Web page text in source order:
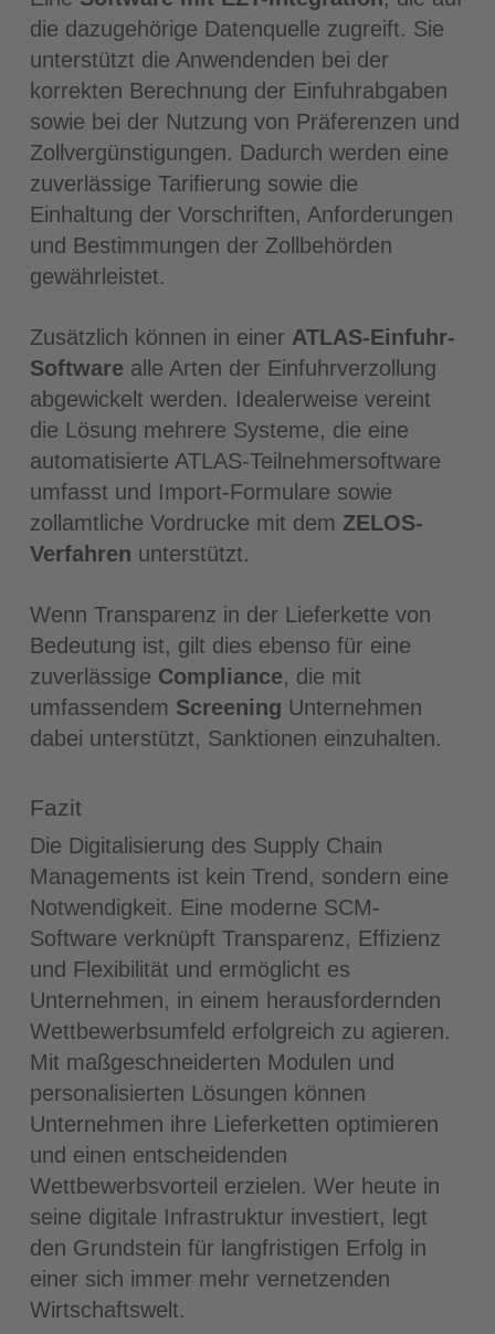
die dazugehörige Datenquelle zugreift. Sie
unterstützt die Anwendenden bei der
korrekten Berechnung der Einfuhrabgaben
sowie bei der Nutzung von Präferenzen und
Zollvergünstigungen. Dadurch werden eine
zuverlässige Tarifierung sowie die
Einhaltung der Vorschriften, Anforderungen
und Bestimmungen der Zollbehörden
gewährleistet.
Zusätzlich können in einer ATLAS-Einfuhr-
Software alle Arten der Einfuhrverzollung
abgewickelt werden. Idealerweise vereint
die Lösung mehrere Systeme, die eine
automatisierte ATLAS-Teilnehmersoftware
umfasst und Import-Formulare sowie
zollamtliche Vordrucke mit dem ZELOS-
Verfahren unterstützt.
Wenn Transparenz in der Lieferkette von
Bedeutung ist, gilt dies ebenso für eine
zuverlässige Compliance, die mit
umfassendem Screening Unternehmen
dabei unterstützt, Sanktionen einzuhalten.
Fazit
Die Digitalisierung des Supply Chain
Managements ist kein Trend, sondern eine
Notwendigkeit. Eine moderne SCM-
Software verknüpft Transparenz, Effizienz
und Flexibilität und ermöglicht es
Unternehmen, in einem herausfordernden
Wettbewerbsumfeld erfolgreich zu agieren.
Mit maßgeschneiderten Modulen und
personalisierten Lösungen können
Unternehmen ihre Lieferketten optimieren
und einen entscheidenden
Wettbewerbsvorteil erzielen. Wer heute in
seine digitale Infrastruktur investiert, legt
den Grundstein für langfristigen Erfolg in
einer sich immer mehr vernetzenden
Wirtschaftswelt.